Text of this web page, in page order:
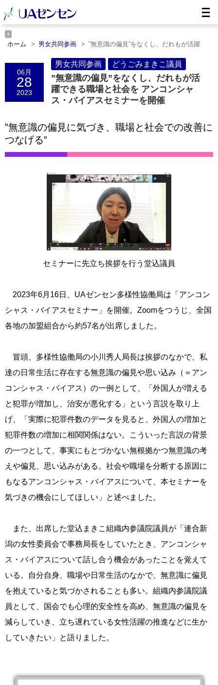
ホーム 男女共同参画
”無意識の偏見”をなくし、だれもが活躍
ホーム
どうごみまきこ議員
”無意識の偏見”をなくし、だれもが活
躍で……
06月
28
2023
男女共同参画 どうごみまきこ議員
”無意識の偏見”をなくし、だれもが活
躍できる職場と社会を アンコンシャ
ス・バイアスセミナーを開催
”無意識の偏見に気づき、職場と社会での改善に
つなげる”
セミナーに先立ち挨拶を行う堂込議員
2023年6月16日、UAゼンセン多様性協働局は「アンコン
シャス・バイアスセミナー」を開催。Zoomをつうじ、全国
各地の加盟組合から約57名が出席しました。
冒頭、多様性協働局の小川秀人局長は挨拶のなかで、私
達の日常生活に存在する無意識の偏見や思い込み（＝アン
コンシャス・バイアス）の一例として、「外国人が増える
と犯罪が増加し、治安が悪化する」という言説を取り上
げ、「実際に犯罪件数のデータを見ると、外国人の増加と
犯罪件数の増加に相関関係はない。こういった言説の背景
の一つとして、事実にもとづかない無根拠かつ無意識の考
えや偏見、思い込みがある。社会や職場を分断する原因に
もなるアンコンシャス・バイアスについて、本セミナーを
気づきの機会にしてほしい」と述べました。
また、出席した堂込まきこ組織内参議院議員が「連合新
潟の女性委員会で事務局長をしていたとき、アンコンシャ
ス・バイアスについて話し合う機会があったことを覚えて
いる。自分自身、職場や日常生活のなかで、無意識に偏見
を抱えていると気づかされることも多い。組織内参議院議
員として、国会でも心理的安全性を高め、無意識の偏見を
減らしていき、立ち遅れている女性活躍の推進などに生か
していきたい」と語りました。